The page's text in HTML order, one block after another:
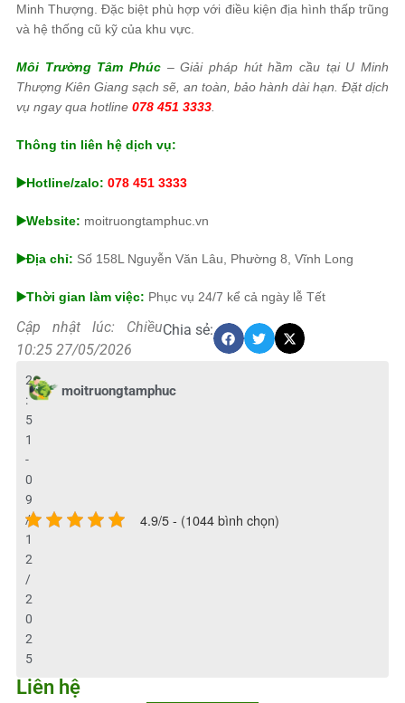
Minh Thượng. Đặc biệt phù hợp với điều kiện địa hình thấp trũng
và hệ thống cũ kỹ của khu vực.
Môi Trường Tâm Phúc – Giải pháp hút hầm cầu tại U Minh
Thượng Kiên Giang sạch sẽ, an toàn, bảo hành dài hạn. Đặt dịch
vụ ngay qua hotline 078 451 3333
Thông tin liên hệ dịch vụ:
▶️Hotline/zalo: 078 451 3333
▶️Website: moitruongtamphuc.vn
▶️Địa chỉ: Số 158L Nguyễn Văn Lâu, Phường 8, Vĩnh Long
▶️Thời gian làm việc: Phục vụ 24/7 kể cả ngày lễ Tết
Cập nhật lúc: Chiều
10:25 27/05/2026
Chia sẻ:
moitruongtamphuc
2
:
5
1
-
0
9
/
1
2
/
2
0
2
5
4.9/5 - (1044 bình chọn)
Liên hệ